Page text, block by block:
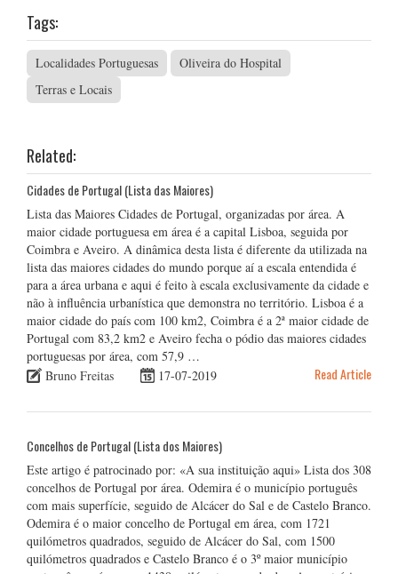
Tags:
Localidades Portuguesas
Oliveira do Hospital
Terras e Locais
Related:
Cidades de Portugal (Lista das Maiores)
Lista das Maiores Cidades de Portugal, organizadas por área. A
maior cidade portuguesa em área é a capital Lisboa, seguida por
Coimbra e Aveiro. A dinâmica desta lista é diferente da utilizada na
lista das maiores cidades do mundo porque aí a escala entendida é
para a área urbana e aqui é feito à escala exclusivamente da cidade e
não à influência urbanística que demonstra no território. Lisboa é a
maior cidade do país com 100 km2, Coimbra é a 2ª maior cidade de
Portugal com 83,2 km2 e Aveiro fecha o pódio das maiores cidades
portuguesas por área, com 57,9 …
Bruno Freitas
17-07-2019 Read Article
Concelhos de Portugal (Lista dos Maiores)
Este artigo é patrocinado por: «A sua instituição aqui» Lista dos 308
concelhos de Portugal por área. Odemira é o município português
com mais superfície, seguido de Alcácer do Sal e de Castelo Branco.
Odemira é o maior concelho de Portugal em área, com 1721
quilómetros quadrados, seguido de Alcácer do Sal, com 1500
quilómetros quadrados e Castelo Branco é o 3º maior município